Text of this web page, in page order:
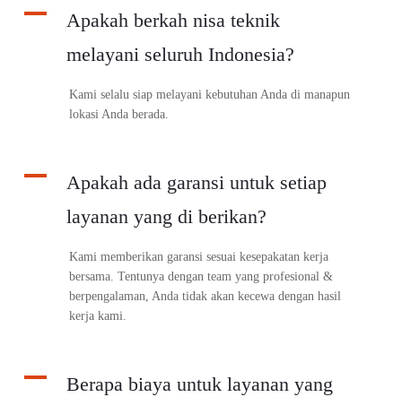
A
Apakah berkah nisa teknik
melayani seluruh Indonesia?
Kami selalu siap melayani kebutuhan Anda di manapun
lokasi Anda berada.
A
Apakah ada garansi untuk setiap
layanan yang di berikan?
Kami memberikan garansi sesuai kesepakatan kerja
bersama. Tentunya dengan team yang profesional &
berpengalaman, Anda tidak akan kecewa dengan hasil
kerja kami.
A
Berapa biaya untuk layanan yang